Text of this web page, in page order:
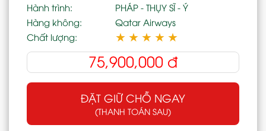
Hành trình:
PHÁP - THỤY SĨ - Ý
Hàng không:
Qatar Airways
Chất lượng:
★ ★ ★ ★ ★
75,900,000 đ
ĐẶT GIỮ CHỖ NGAY
(THANH TOÁN SAU)